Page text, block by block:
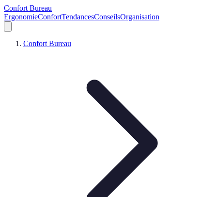
Confort Bureau
ErgonomieConfortTendancesConseilsOrganisation
Confort Bureau